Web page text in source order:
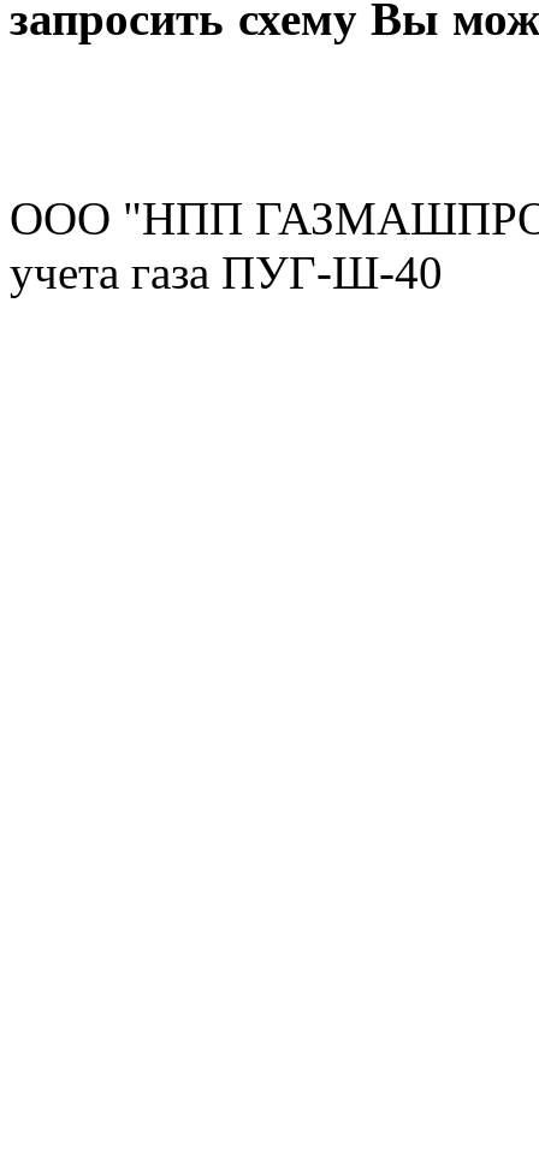
запросить схему Вы
ООО "НПП
учета газа ПУГ-Ш-40